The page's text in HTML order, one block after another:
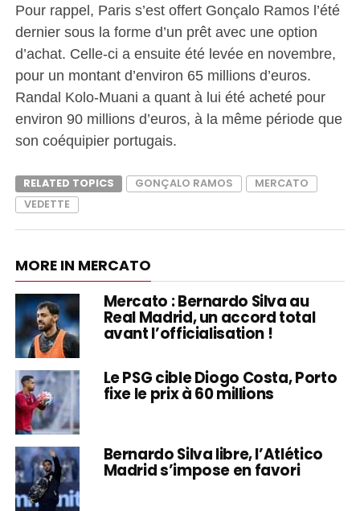
Pour rappel, Paris s’est offert Gonçalo Ramos l’été
dernier sous la forme d’un prêt avec une option
d’achat. Celle-ci a ensuite été levée en novembre,
pour un montant d’environ 65 millions d’euros.
Randal Kolo-Muani a quant à lui été acheté pour
environ 90 millions d’euros, à la même période que
son coéquipier portugais.
RELATED TOPICS GONÇALO RAMOS
MERCATO
VEDETTE
MORE IN MERCATO
Mercato : Bernardo Silva au
Real Madrid, un accord total
avant l’officialisation !
Le PSG cible Diogo Costa, Porto
fixe le prix à 60 millions
Bernardo Silva libre, l’Atlético
Madrid s’impose en favori